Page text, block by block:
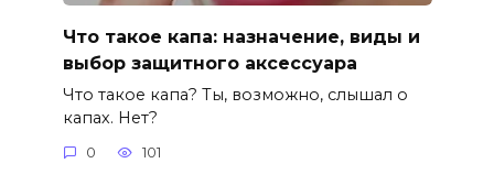
Что такое капа: назначение, виды и
выбор защитного аксессуара
Что такое капа? Ты, возможно, слышал о
капах. Нет?
0 101